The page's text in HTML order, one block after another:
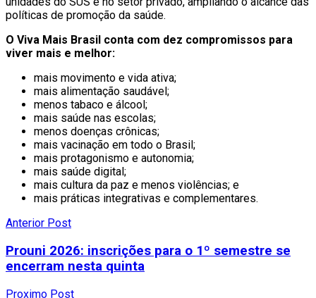
políticas de promoção da saúde.
O Viva Mais Brasil conta com dez compromissos para
viver mais e melhor:
mais movimento e vida ativa;
mais alimentação saudável;
menos tabaco e álcool;
mais saúde nas escolas;
menos doenças crônicas;
mais vacinação em todo o Brasil;
mais protagonismo e autonomia;
mais saúde digital;
mais cultura da paz e menos violências; e
mais práticas integrativas e complementares.
Anterior Post
Prouni 2026: inscrições para o 1º semestre se
encerram nesta quinta
Proximo Post